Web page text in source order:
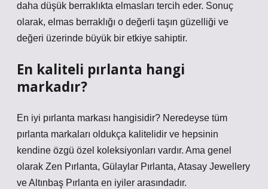
daha düşük berraklıkta elmasları tercih eder. Sonuç
olarak, elmas berraklığı o değerli taşın güzelliği ve
değeri üzerinde büyük bir etkiye sahiptir.
En kaliteli pırlanta hangi
markadır?
En iyi pırlanta markası hangisidir? Neredeyse tüm
pırlanta markaları oldukça kalitelidir ve hepsinin
kendine özgü özel koleksiyonları vardır. Ama genel
olarak Zen Pırlanta, Gülaylar Pırlanta, Atasay Jewellery
ve Altınbaş Pırlanta en iyiler arasındadır.